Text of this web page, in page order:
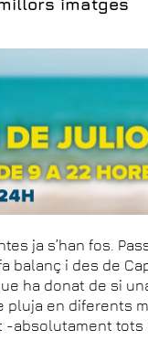
imatges
ja s’han fos.
balanç i des de
ha donat de si
pluja en diferents
-absolutament